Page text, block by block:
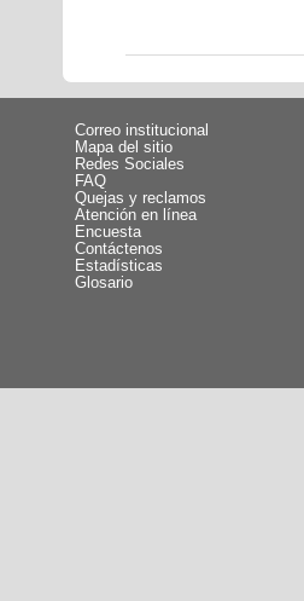
Correo institucional
Mapa del sitio
Redes Sociales
FAQ
Quejas y reclamos
Atención en línea
Encuesta
Contáctenos
Estadísticas
Glosario